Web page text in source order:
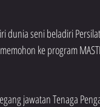
dunia seni beladiri
ke program
jawatan Tenaga